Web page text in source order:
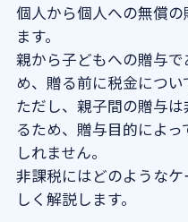
非課税措置
4. 相続時精算課税制
円まで非課税
5. 親子間の贈与で贈
ス
5-1. 生活・教育
ない
5-2. 親が保険料
個人から個人への無償
ます。
親から子どもへの贈与
め、贈る前に税金につい
ただし、親子間の贈与
るため、贈与目的によ
しれません。
非課税にはどのような
しく解説します。